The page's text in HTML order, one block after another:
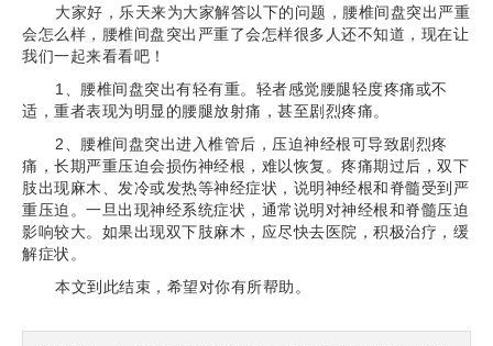
大家好，乐天来为大家解答以下的问题，腰椎间盘突出严重
会怎么样，腰椎间盘突出严重了会怎样很多人还不知道，现在让
我们一起来看看吧！
1、腰椎间盘突出有轻有重。轻者感觉腰腿轻度疼痛或不
适，重者表现为明显的腰腿放射痛，甚至剧烈疼痛。
2、腰椎间盘突出进入椎管后，压迫神经根可导致剧烈疼
痛，长期严重压迫会损伤神经根，难以恢复。疼痛期过后，双下
肢出现麻木、发冷或发热等神经症状，说明神经根和脊髓受到严
重压迫。一旦出现神经系统症状，通常说明对神经根和脊髓压迫
影响较大。如果出现双下肢麻木，应尽快去医院，积极治疗，缓
解症状。
本文到此结束，希望对你有所帮助。